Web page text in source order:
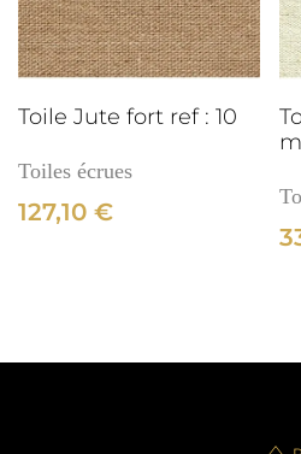
Toile Jute fort ref : 10
Toiles écrues
127,10 €
3cm